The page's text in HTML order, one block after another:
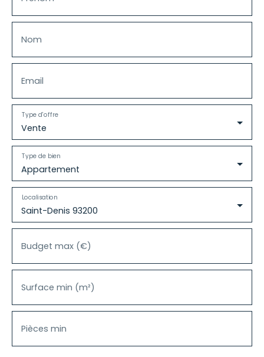
Nom
Email
Vente
Type d'offre
Appartement
Type de bien
Saint-Denis 93200
Localisation
Budget max (€)
Surface min (m²)
Pièces min